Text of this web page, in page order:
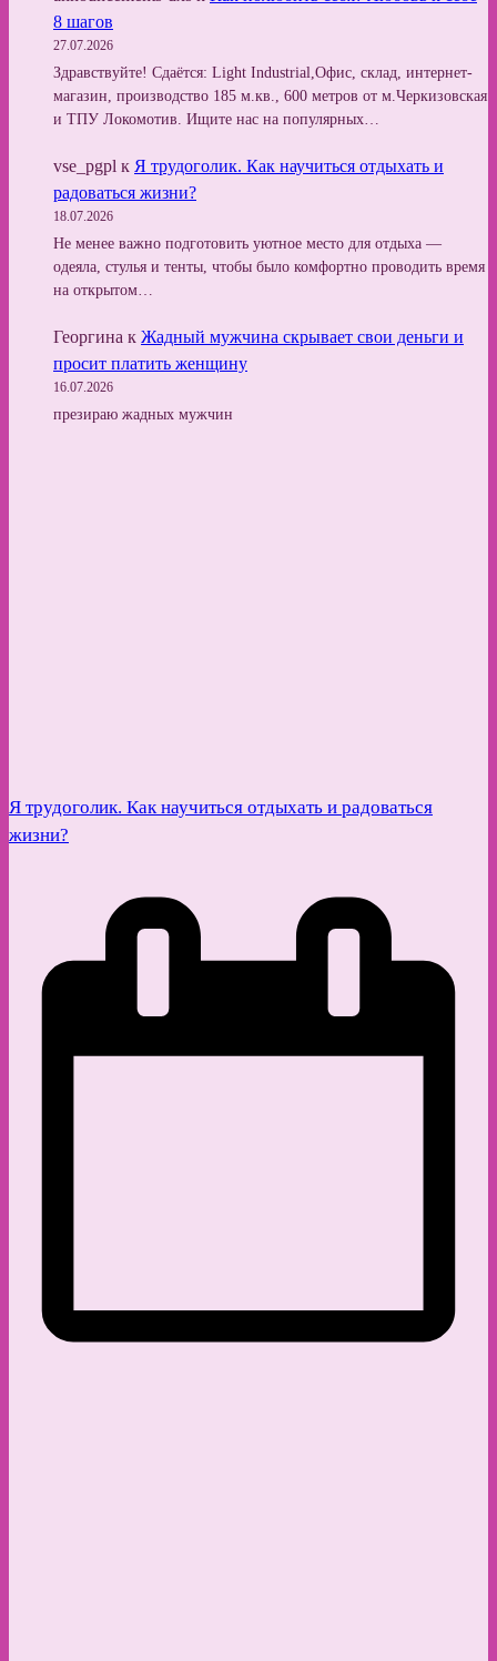
8 шагов
27.07.2026
Здравствуйте! Сдаётся: Light Industrial,Офис, склад, интернет-
магазин, производство 185 м.кв., 600 метров от м.Черкизовская
и ТПУ Локомотив. Ищите нас на популярных…
vse_pgpl к Я трудоголик. Как научиться отдыхать и
радоваться жизни?
18.07.2026
Не менее важно подготовить уютное место для отдыха —
одеяла, стулья и тенты, чтобы было комфортно проводить время
на открытом…
Георгина к Жадный мужчина скрывает свои деньги и
просит платить женщину
16.07.2026
презираю жадных мужчин
Я трудоголик. Как научиться отдыхать и радоваться
жизни?